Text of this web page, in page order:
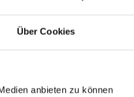
Über Cookies
anbieten zu können
Fakten und
und